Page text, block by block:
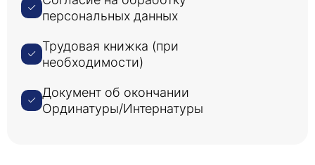
персональных данных
Трудовая книжка (при
необходимости)
Документ об окончании
Ординатуры/Интернатуры